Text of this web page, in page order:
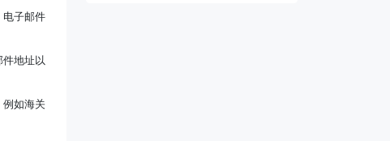
电子邮件
地址以
例如海关